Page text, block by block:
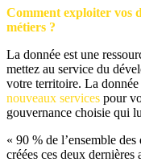
Comment exploiter vos
métiers ?
La donnée est une
mettez au service du
votre territoire. La donnée
nouveaux services pour
gouvernance choisie qui
« 90 % de l’ensemble
créées ces deux dernières